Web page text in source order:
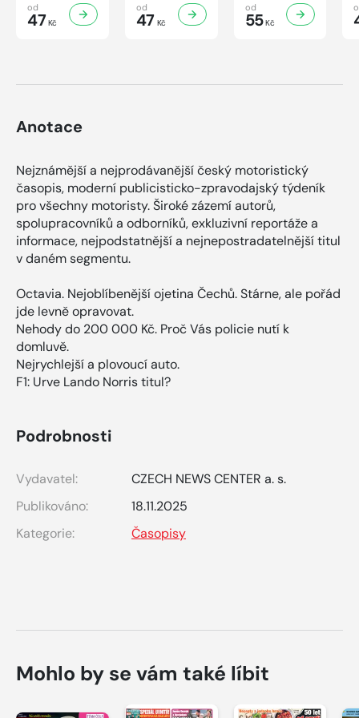
Knihovnička
2/2026
od
47 Kč
Knihovnička
1/2026
od
47 Kč
Knihovnička
4/2025
od
55Kč
Anotace
Nejznámější a nejprodávanější český motoristický
časopis, moderní publicisticko-zpravodajský týdeník
pro všechny motoristy. Široké zázemí autorů,
spolupracovníků a odborníků, exkluzivní reportáže a
informace, nejpodstatnější a nejnepostradatelnější titul
v daném segmentu.
Octavia. Nejoblíbenější ojetina Čechů. Stárne, ale pořád
jde levně opravovat.
Nehody do 200 000 Kč. Proč Vás policie nutí k
domluvě.
Nejrychlejší a plovoucí auto.
F1: Urve Lando Norris titul?
Podrobnosti
Vydavatel:
CZECH NEWS CENTER a. s.
Publikováno:
18.11.2025
Kategorie:
Časopisy
Mohlo by se vám také líbit